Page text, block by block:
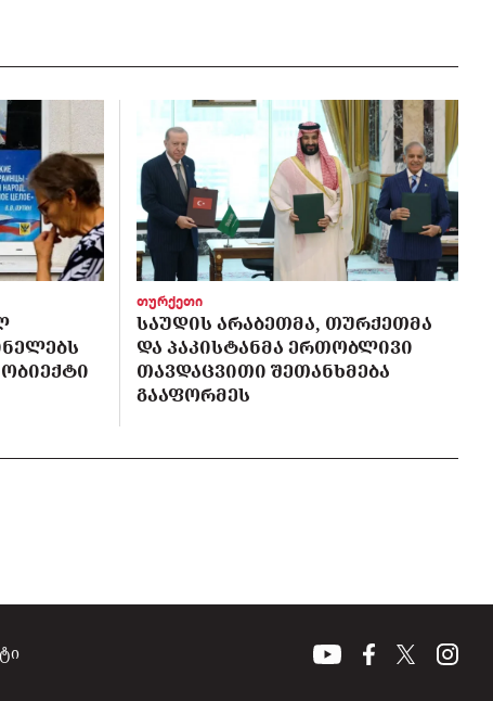
ᲝᲑᲘᲔᲥᲢᲘ
თურქეთი
ᲡᲐᲣᲓᲘᲡ ᲐᲠᲐᲑᲔᲗᲛᲐ, ᲗᲣᲠᲥᲔᲗᲛᲐ
ᲓᲐ ᲞᲐᲙᲘᲡᲢᲐᲜᲛᲐ ᲔᲠᲗᲝᲑᲚᲘᲕᲘ
ᲗᲐᲕᲓᲐᲪᲕᲘᲗᲘ ᲨᲔᲗᲐᲜᲮᲛᲔᲑᲐ
ᲒᲐᲐᲤᲝᲠᲛᲔᲡ